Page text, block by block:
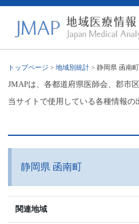
トップページ >地域別統計 > 静岡県 函南町
JMAPは、各都道府県医師会、郡市
当サイトで使用している各種情報の
静岡県 函南町
関連地域